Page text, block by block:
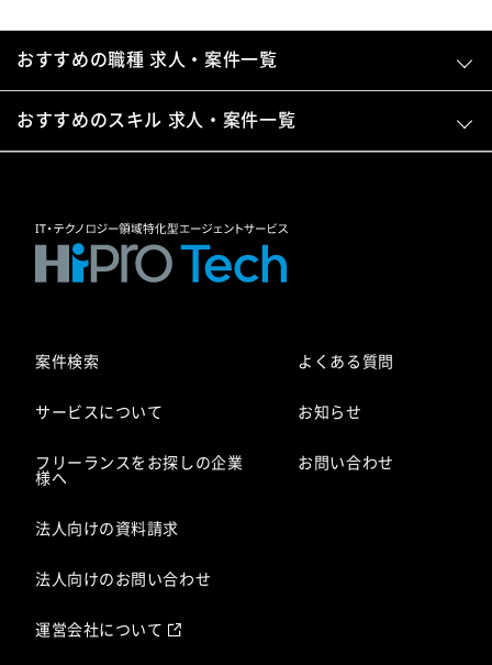
おすすめの職種 求人・案件一覧
おすすめのスキル 求人・案件一覧
案件検索
サービスについて
フリーランスをお探しの企業
様へ
法人向けの資料請求
法人向けのお問い合わせ
よくある質問
お知らせ
お問い合わせ
運営会社について